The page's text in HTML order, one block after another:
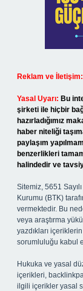
Reklam ve İletişim:
Yasal Uyarı: Bu
şirketi ile hiçbir
hazırladığımız
haber niteliği
paylaşım
benzerlikleri
halindedir ve
Sitemiz, 5651
Kurumu (BTK)
vermektedir. Bu
veya araştırma
yazdıkları
sorumluluğu kabul
Hukuka ve yasal
içerikleri,
ilgili içerikler yasal